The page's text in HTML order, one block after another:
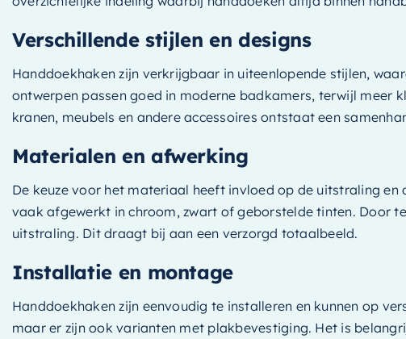
Smoke (Grijs Groep)
Talc (Wit Groep)
Urban (Zwart Groep)
Verouderd Ijzer
Verouderd Messing
Verschillende stijlen en designs
Handdoekhaken zijn verkrijgbaar in uiteenlopende stijlen,
ontwerpen passen goed in moderne badkamers, terwijl meer
kranen, meubels en andere accessoires ontstaat een
Materialen en afwerking
De keuze voor het materiaal heeft invloed op de uitstraling
vaak afgewerkt in chroom, zwart of geborstelde tinten. Door
uitstraling. Dit draagt bij aan een verzorgd totaalbeeld.
Installatie en montage
Handdoekhaken zijn eenvoudig te installeren en kunnen op
maar er zijn ook varianten met plakbevestiging. Het is